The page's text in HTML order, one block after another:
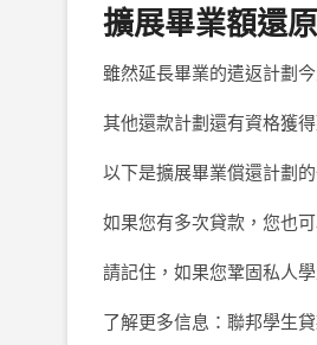
擴展畢業額還
雖然延長畢業的遣返計劃
其他還款計劃還有資格獲
以下是擴展畢業償還計劃
如果您有多次貸款，您也
請記住，如果您鞏固私人
了解更多信息：聯邦學生